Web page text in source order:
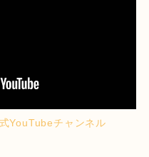
YouTubeチャンネル